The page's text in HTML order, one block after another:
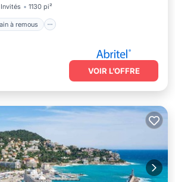
1130 pi²
à remous
VOIR L’OFFRE